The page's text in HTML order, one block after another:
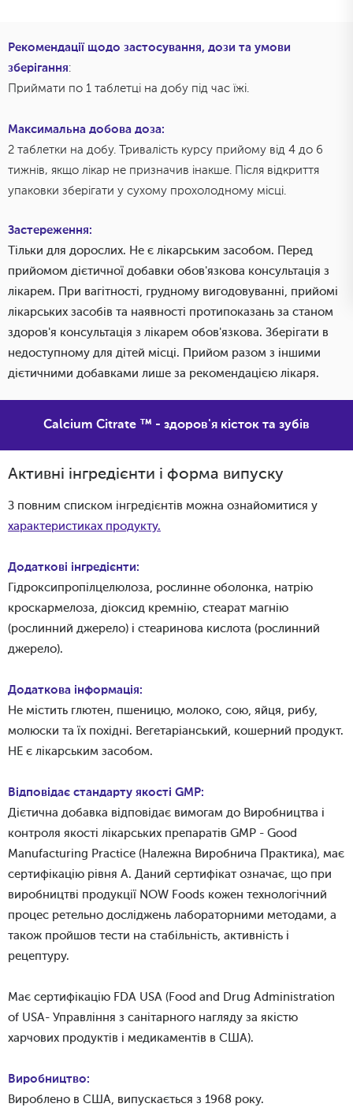
Рекомендації щодо застосування, дози та умови
зберігання:
Приймати по 1 таблетці на добу під час їжі.
Максимальна добова доза:
2 таблетки на добу. Тривалість курсу прийому від 4 до 6
тижнів, якщо лікар не призначив інакше. Після відкриття
упаковки зберігати у сухому прохолодному місці.
Застереження:
Тільки для дорослих. Не є лікарським засобом. Перед
прийомом дієтичної добавки обов'язкова консультація з
лікарем. При вагітності, грудному вигодовуванні, прийомі
лікарських засобів та наявності протипоказань за станом
здоров'я консультація з лікарем обов'язкова. Зберігати в
недоступному для дітей місці. Прийом разом з іншими
дієтичними добавками лише за рекомендацією лікаря.
Calcium Citrate ™ - здоров'я кісток та зубів
Активні інгредієнти і форма випуску
З повним списком інгредієнтів можна ознайомитися у
характеристиках продукту.
Додаткові інгредієнти:
Гідроксипропілцелюлоза, рослинне оболонка, натрію
кроскармелоза, діоксид кремнію, стеарат магнію
(рослинний джерело) і стеаринова кислота (рослинний
джерело).
Додаткова інформація:
Не містить глютен, пшеницю, молоко, сою, яйця, рибу,
молюски та їх похідні. Вегетаріанський, кошерний продукт.
НЕ є лікарським засобом.
Відповідає стандарту якості GMP:
Дієтична добавка відповідає вимогам до Виробництва і
контроля якості лікарських препаратів GMP - Good
Manufacturing Practice (Належна Виробнича Практика), має
сертифікацію рівня А. Даний сертифікат означає, що при
виробництві продукції NOW Foods кожен технологічний
процес ретельно досліджень лабораторними методами, а
також пройшов тести на стабільність, активність і
рецептуру.
Має сертифікацію FDA USA (Food and Drug Administration
of USA- Управління з санітарного нагляду за якістю
харчових продуктів і медикаментів в США).
Виробництво:
Вироблено в США, випускається з 1968 року.